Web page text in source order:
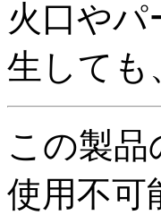
火口や
生しても
この製品
使用不可